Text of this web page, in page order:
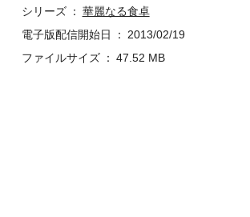
シリーズ
華麗なる食卓
電子版配信開始日
2013/02/19
ファイルサイズ
47.52 MB